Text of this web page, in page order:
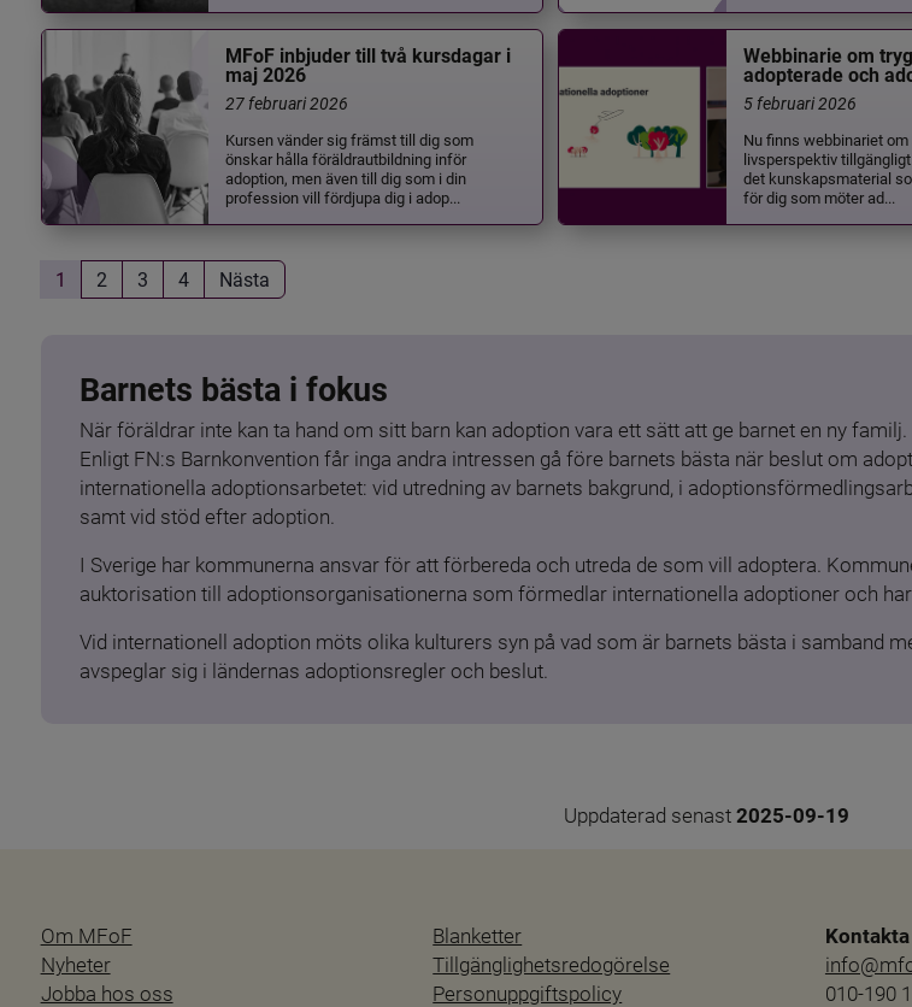
MFoF inbjuder till två kursdagar i
maj 2026
27 februari 2026
Kursen vänder sig främst till dig som
önskar hålla föräldrautbildning inför
adoption, men även till dig som i din
profession vill fördjupa dig i adop...
Webbinarie om
adopterade och
5 februari 2026
Nu finns webbinariet
livsperspektiv
det kunskapsmaterial
för dig som möter ad...
1 2 3 4 Nästa
Barnets bästa i fokus
När föräldrar inte kan ta hand om sitt barn kan adoption vara ett sätt att ge barnet en ny
Enligt FN:s Barnkonvention får inga andra intressen gå före barnets bästa när beslut om
internationella adoptionsarbetet: vid utredning av barnets bakgrund, i
samt vid stöd efter adoption.
I Sverige har kommunerna ansvar för att förbereda och utreda de som vill adoptera.
auktorisation till adoptionsorganisationerna som förmedlar internationella adoptioner och
Vid internationell adoption möts olika kulturers syn på vad som är barnets bästa i samband
avspeglar sig i ländernas adoptionsregler och beslut.
Uppdaterad senast 2025-09-19
Om MFoF
Nyheter
Jobba hos oss
Blanketter
Tillgänglighetsredogörelse
Personuppgiftspolicy
010-190